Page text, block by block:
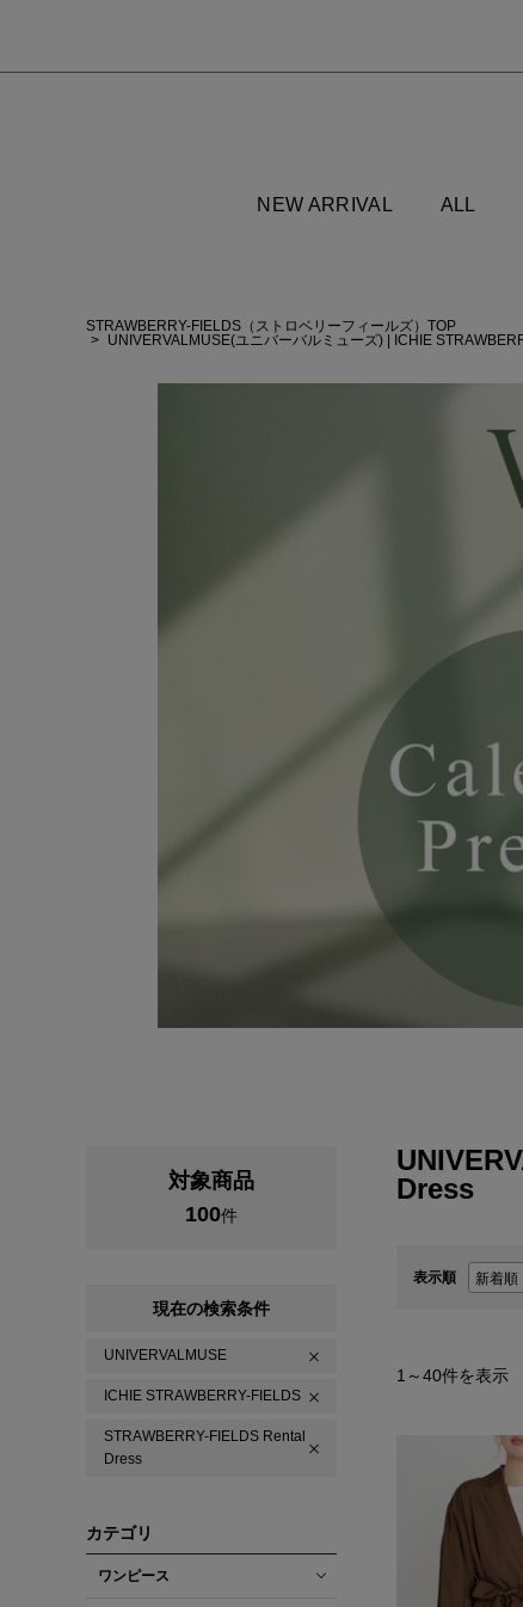
NEW ARRIVAL ALL
STRAWBERRY-FIELDS（ストロベリーフィールズ）TOP
UNIVERVALMUSE(ユニバーバルミューズ)
ICHIE
対象商品
100件
現在の検索条件
UNIVERVALMUSE
ICHIE STRAWBERRY-FIELDS
STRAWBERRY-FIELDS Rental
Dress
カテゴリ
ワンピース
Dress
表示順
1 ～40件を表示